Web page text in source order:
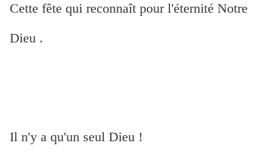
Cette fête qui reconnaît pour l'éternité Notre
Dieu .
Il n'y a qu'un seul Dieu !